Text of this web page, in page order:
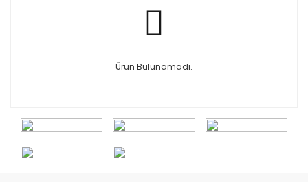
Ürün Bulunamadı.